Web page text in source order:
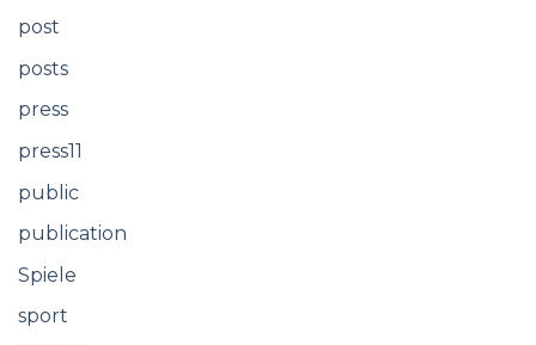
post
posts
press
press11
public
publication
Spiele
sport